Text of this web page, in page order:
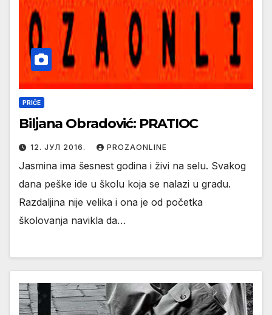
PRIČE
Biljana Obradović: PRATIOC
12. ЈУЛ 2016. PROZAONLINE
Jasmina ima šesnest godina i živi na selu. Svakog
dana peške ide u školu koja se nalazi u gradu.
Razdaljina nije velika i ona je od početka
školovanja navikla da…